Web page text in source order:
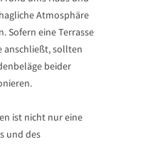
Atmosphäre
Sofern eine Terrasse
anschließt, sollten
beider
ist nicht nur eine
und des